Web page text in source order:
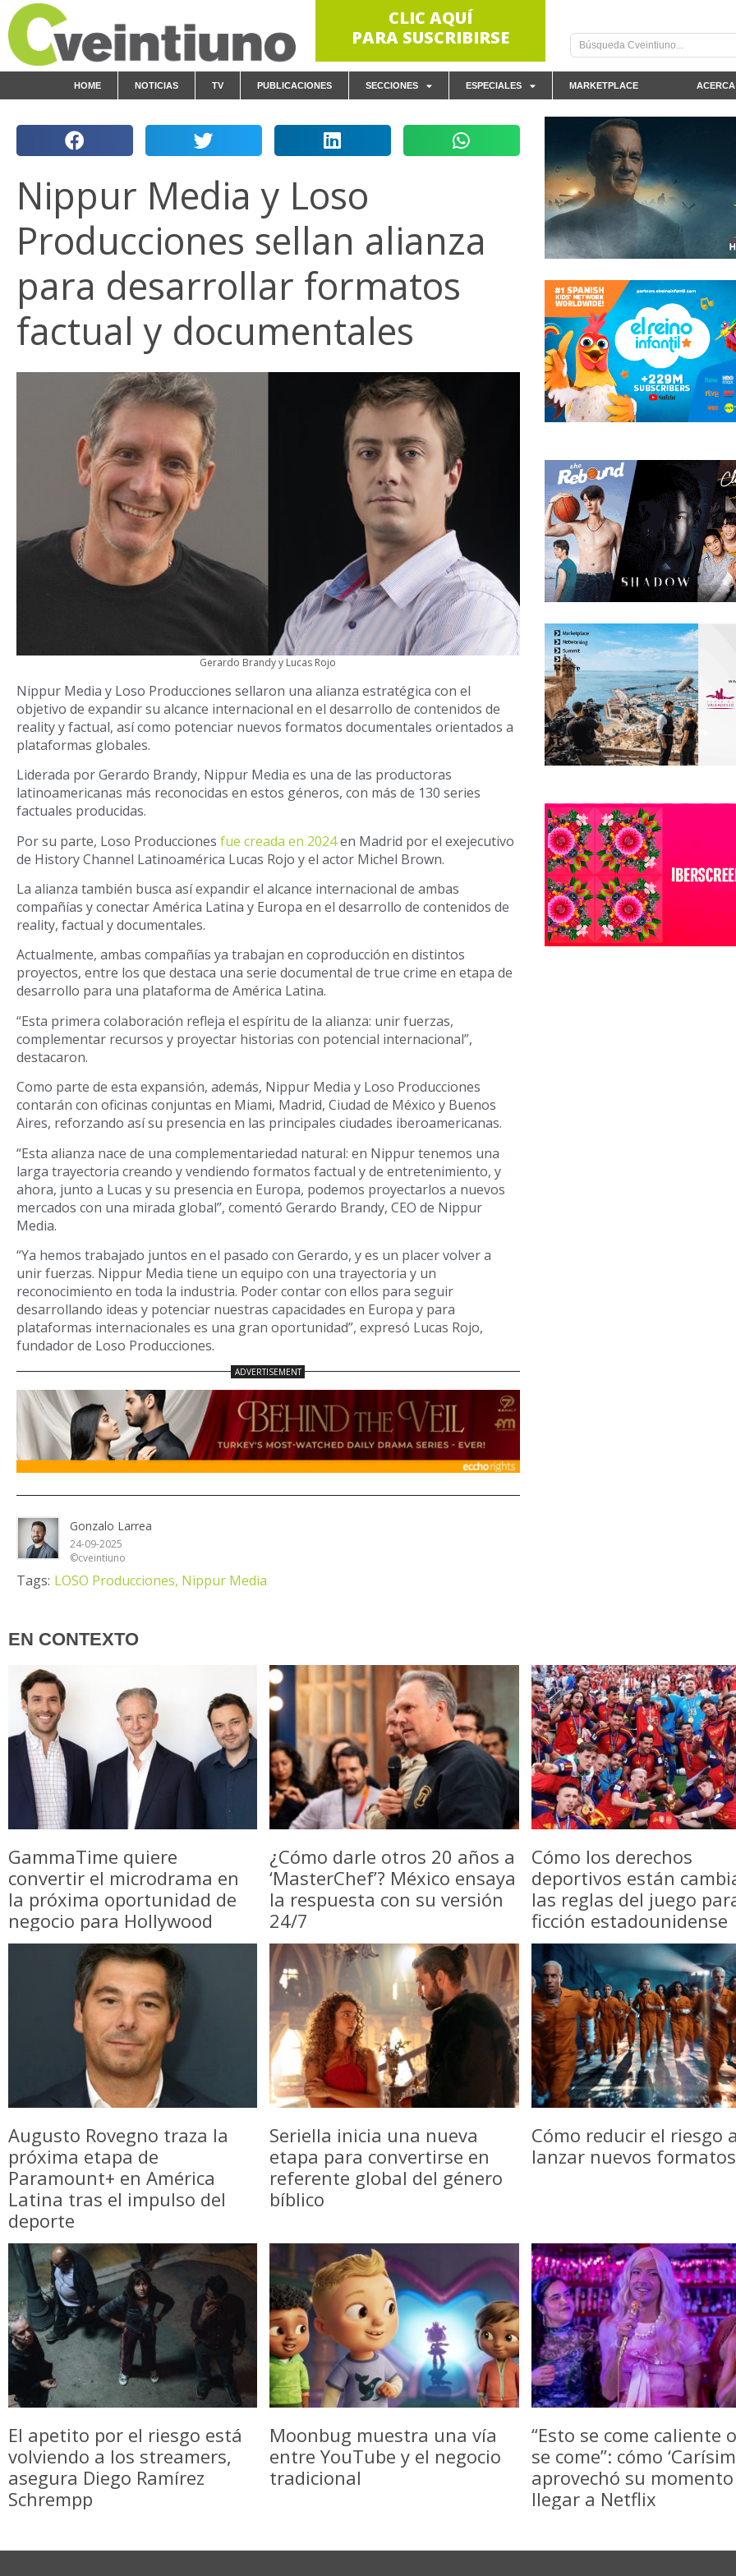
CLIC AQUÍ
PARA SUSCRIBIRSE
HOME NOTICIAS TV PUBLICACIONES SECCIONES ESPECIALES MARKETPLACE
Nippur Media y Loso
Producciones sellan alianza
para desarrollar formatos
factual y documentales
Gerardo Brandy y Lucas Rojo
Nippur Media y Loso Producciones sellaron una alianza estratégica con el
objetivo de expandir su alcance internacional en el desarrollo de contenidos de
reality y factual, así como potenciar nuevos formatos documentales orientados a
plataformas globales.
Liderada por Gerardo Brandy, Nippur Media es una de las productoras
latinoamericanas más reconocidas en estos géneros, con más de 130 series
factuales producidas.
Por su parte, Loso Producciones fue creada en 2024en Madrid por el exejecutivo
de History Channel Latinoamérica Lucas Rojo y el actor Michel Brown.
La alianza también busca así expandir el alcance internacional de ambas
compañías y conectar América Latina y Europa en el desarrollo de contenidos de
reality, factual y documentales.
Actualmente, ambas compañías ya trabajan en coproducción en distintos
proyectos, entre los que destaca una serie documental de true crime en etapa de
desarrollo para una plataforma de América Latina.
“Esta primera colaboración refleja el espíritu de la alianza: unir fuerzas,
complementar recursos y proyectar historias con potencial internacional”,
destacaron.
Como parte de esta expansión, además, Nippur Media y Loso Producciones
contarán con oficinas conjuntas en Miami, Madrid, Ciudad de México y Buenos
Aires, reforzando así su presencia en las principales ciudades iberoamericanas.
“Esta alianza nace de una complementariedad natural: en Nippur tenemos una
larga trayectoria creando y vendiendo formatos factual y de entretenimiento, y
ahora, junto a Lucas y su presencia en Europa, podemos proyectarlos a nuevos
mercados con una mirada global”, comentó Gerardo Brandy, CEO de Nippur
Media.
“Ya hemos trabajado juntos en el pasado con Gerardo, y es un placer volver a
unir fuerzas. Nippur Media tiene un equipo con una trayectoria y un
reconocimiento en toda la industria. Poder contar con ellos para seguir
desarrollando ideas y potenciar nuestras capacidades en Europa y para
plataformas internacionales es una gran oportunidad”, expresó Lucas Rojo,
fundador de Loso Producciones.
Gonzalo Larrea
24-09-2025
©cveintiuno
Tags: LOSO Producciones, Nippur Media
EN CONTEXTO
GammaTime quiere
convertir el microdrama en
la próxima oportunidad de
negocio para Hollywood
¿Cómo darle otros 20 años a
‘MasterChef’? México ensaya
la respuesta con su versión
24/7
Cómo los derechos
deportivos están
las reglas del juego
ficción estadounidense
Augusto Rovegno traza la
próxima etapa de
Paramount+ en América
Latina tras el impulso del
deporte
Seriella inicia una nueva
etapa para convertirse en
referente global del género
bíblico
Cómo reducir el riesgo
lanzar nuevos formatos
El apetito por el riesgo está
volviendo a los streamers,
asegura Diego Ramírez
Schrempp
Moonbug muestra una vía
entre YouTube y el negocio
tradicional
“Esto se come caliente
se come”: cómo
aprovechó su
llegar a Netflix